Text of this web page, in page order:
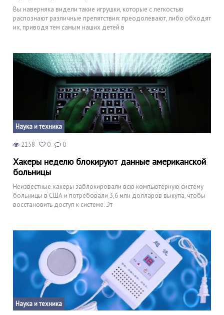
Вы наверняка видели такие игрушки, которые с легкостью
распознают различные препятствия: преодолевают, либо обходят
их, приводя тем самым наших детей в
Наука и техника
2158 0 0
Хакеры неделю блокируют данные американской
больницы
Неизвестные хакеры заблокировали всю компьютерную систему
больницы в США и потребовали 3,6 млн долларов выкупа, чтобы
восстановить доступ к системе. Эт
Наука и техника